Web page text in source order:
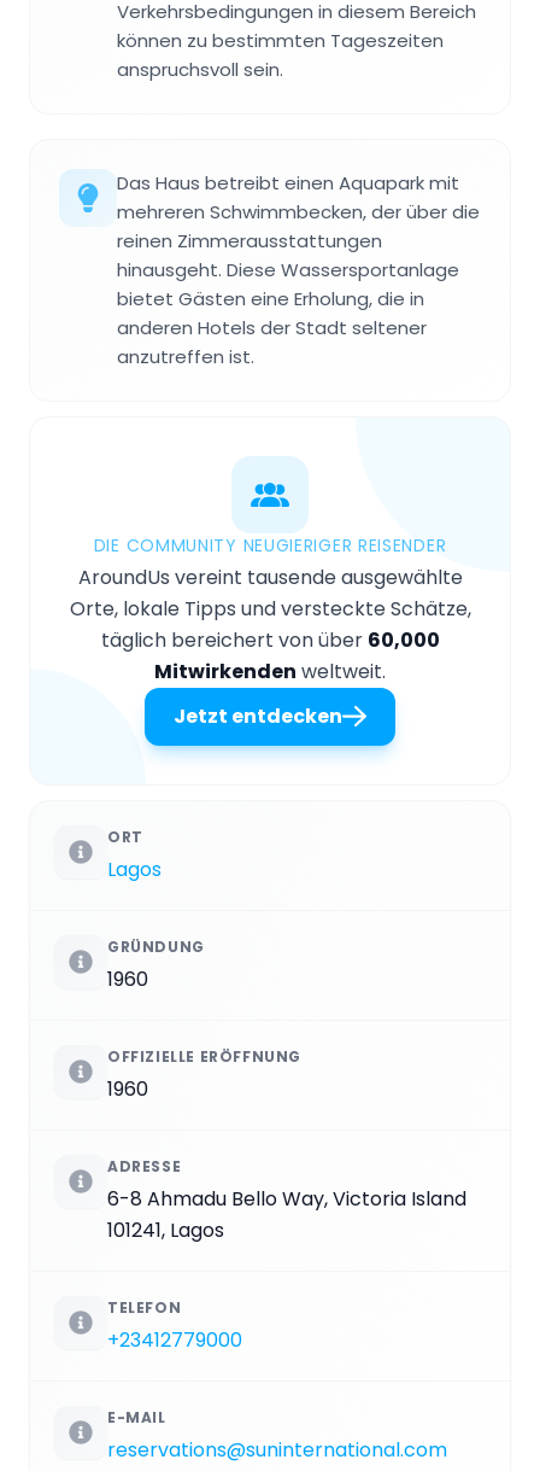
Verkehrsbedingungen in diesem Bereich
können zu bestimmten Tageszeiten
anspruchsvoll sein.
Das Haus betreibt einen Aquapark mit
mehreren Schwimmbecken, der über die
reinen Zimmerausstattungen
hinausgeht. Diese Wassersportanlage
bietet Gästen eine Erholung, die in
anderen Hotels der Stadt seltener
anzutreffen ist.
DIE COMMUNITY NEUGIERIGER REISENDER
AroundUs vereint tausende ausgewählte
Orte, lokale Tipps und versteckte Schätze,
täglich bereichert von über 60,000
Mitwirkenden weltweit.
Jetzt entdecken
ORT
Lagos
GRÜNDUNG
1960
OFFIZIELLE ERÖFFNUNG
1960
ADRESSE
6-8 Ahmadu Bello Way, Victoria Island
101241, Lagos
TELEFON
+23412779000
E-MAIL
reservations@suninternational.com